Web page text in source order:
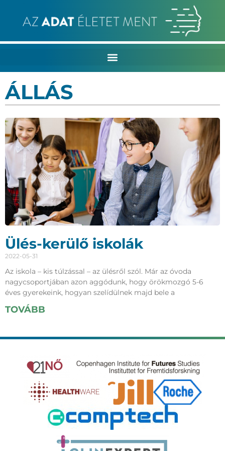
ÁLLÁS
Ülés-kerülő iskolák
2022-05-31
Az iskola – kis túlzással – az ülésről szól. Már az óvoda
nagycsoportjában azon aggódunk, hogy örökmozgó 5-6
éves gyerekeink, hogyan szelídülnek majd bele a
TOVÁBB